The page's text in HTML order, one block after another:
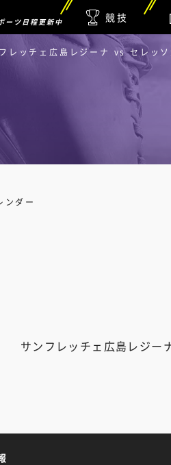
ーツ日程更新中 競技
レッチェ広島レジーナ vs セレッ
サンフレッチェ広島レジー
ンダー